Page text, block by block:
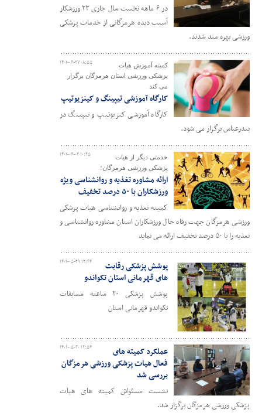
در ۶ ماهه نخست سال جاری ۲۳ ورزشکار
آسیب دیده هرمزگانی از خدمات پزشکی
ورزشی بهره مند شدند.
۱۴۰۱-۰۶-۲۷ ۰۸:۵۵
کمیته آموزش هیات
پزشکی ورزشی استان هرمزگان برگزار
می کند
کارگاه آموزشی تیپینگ و کینزیوتیپ
کارگاه آموزشی کنزیوتیپ و تیپینگ در
بندرعباس برگزار می شود.
۱۴۰۱-۰۶-۰۲ ۱۰:۲۵
خدمتی دیگر از هیات
پزشکی ورزشی هرمزگان؛
ارائه مشاوره تغذیه و روانشناسی ویژه
ورزشکاران با ۵۰ درصد تخفیف
کمیته تغذیه و روانشناسی هیات پزشکی
ورزشی هرمزگان جهت رفاه حال ورزشکاران استان مشاوره روانشناسی و
تغذیه را با ۵۰ درصد تخفیف ارائه می نماید
۱۴۰۱-۰۵-۲۹ ۱۲:۴۴
پوشش پزشکی رقابت
های قهرمانی استان تکواندو
پوشش پزشکی ۲۰ ساعته مسابقات
تکواندو قهرمانی استان
۱۴۰۱-۰۵-۲۰ ۱۲:۵۶
عملکرد کمیته های
فعال هیات پزشکی ورزشی هرمزگان
بررسی شد
نشست مسئولان کمیته های هیات
پزشکی ورزشی هرمزگان برگزار شد.